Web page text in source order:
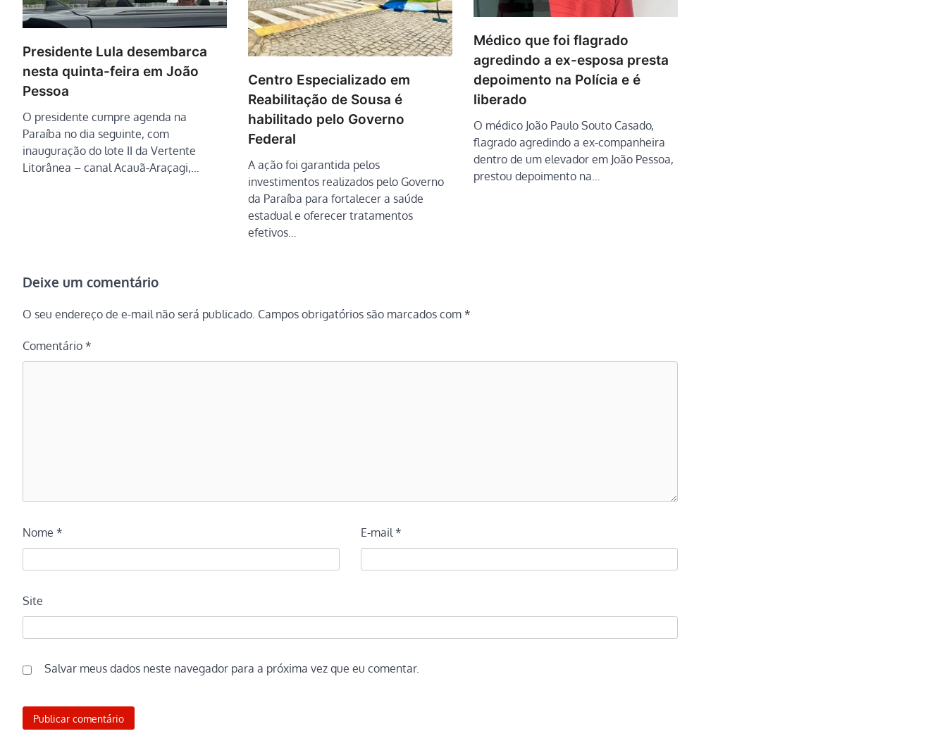
Presidente Lula desembarca
nesta quinta-feira em João
Pessoa
O presidente cumpre agenda na
Paraíba no dia seguinte, com
inauguração do lote II da Vertente
Litorânea – canal Acauã-Araçagi,…
Centro Especializado em
Reabilitação de Sousa é
habilitado pelo Governo
Federal
A ação foi garantida pelos
investimentos realizados pelo Governo
da Paraíba para fortalecer a saúde
estadual e oferecer tratamentos
efetivos…
Médico que foi flagrado
agredindo a ex-esposa presta
depoimento na Polícia e é
liberado
O médico João Paulo Souto Casado,
flagrado agredindo a ex-companheira
dentro de um elevador em João Pessoa,
prestou depoimento na…
Deixe um comentário
O seu endereço de e-mail não será publicado. Campos obrigatórios são marcados com *
Comentário *
Nome * E-mail*
Site
Salvar meus dados neste navegador para a próxima vez que eu comentar.